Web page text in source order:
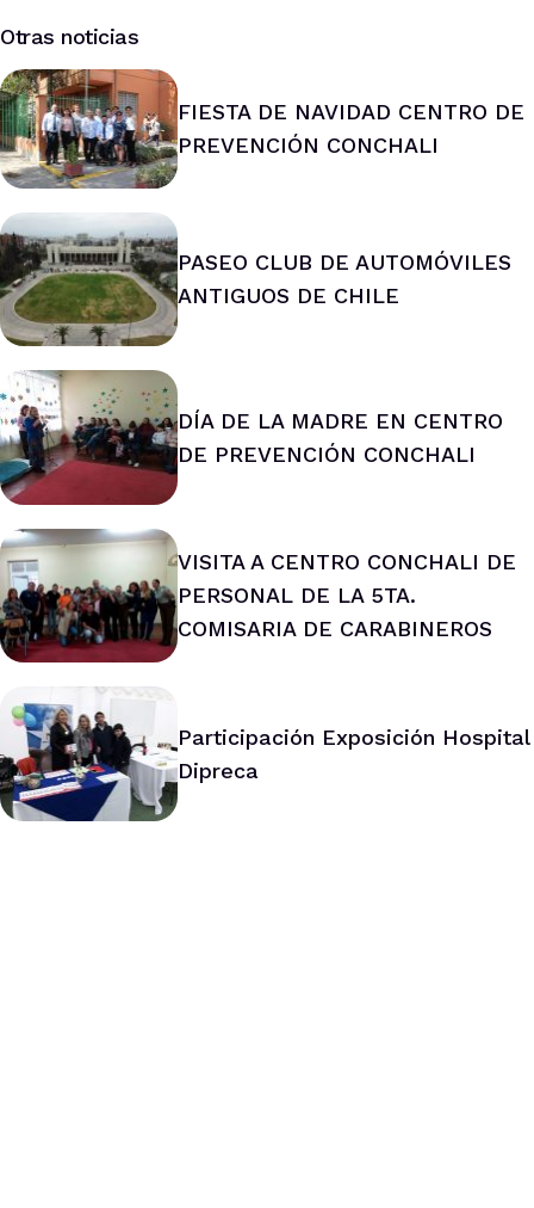
Otras noticias
FIESTA DE NAVIDAD CENTRO DE
PREVENCIÓN CONCHALI
PASEO CLUB DE AUTOMÓVILES
ANTIGUOS DE CHILE
DÍA DE LA MADRE EN CENTRO
DE PREVENCIÓN CONCHALI
VISITA A CENTRO CONCHALI DE
PERSONAL DE LA 5TA.
COMISARIA DE CARABINEROS
Participación Exposición Hospital
Dipreca